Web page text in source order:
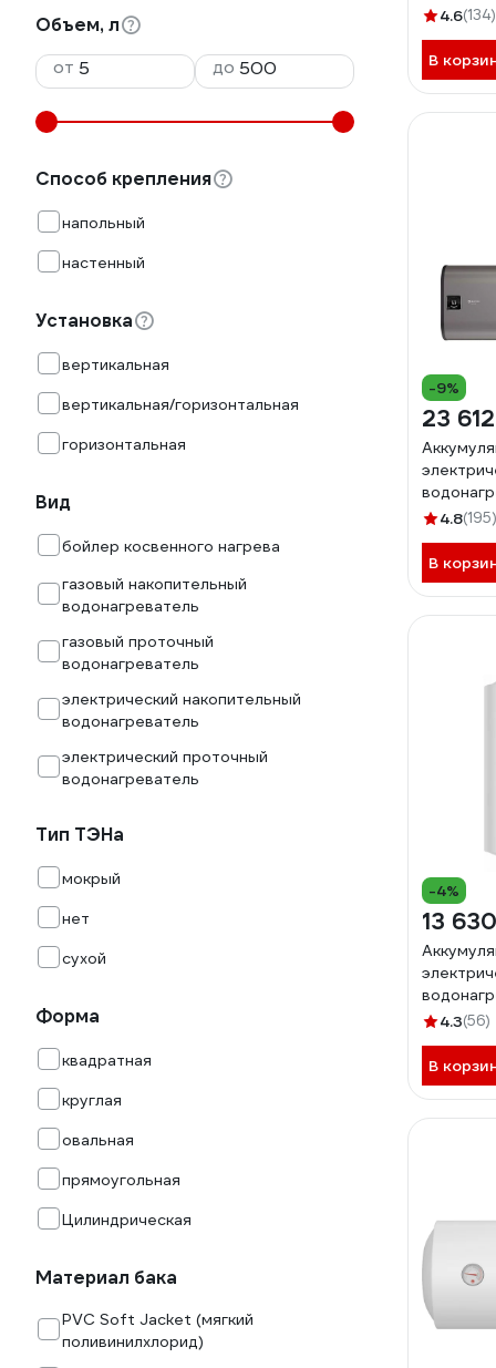
Объем, л
от
до
Способ крепления
напольный
настенный
Установка
вертикальная
вертикальная/горизонтальная
горизонтальная
Вид
бойлер косвенного нагрева
газовый накопительный
водонагреватель
газовый проточный
водонагреватель
электрический накопительный
водонагреватель
электрический проточный
водонагреватель
Тип ТЭНа
мокрый
нет
сухой
Форма
квадратная
круглая
овальная
прямоугольная
Цилиндрическая
Материал бака
PVC Soft Jacket (мягкий
поливинилхлорид)
ER 100
4.6(134)
В
-9%
23
Fora
4.8(195)
В
-4%
13
бытовой
4.3(56)
В